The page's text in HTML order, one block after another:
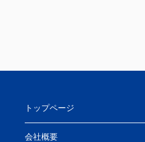
トップページ
会社概要